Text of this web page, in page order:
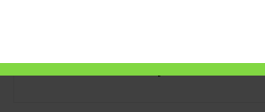
Wniosek o zapewnienie